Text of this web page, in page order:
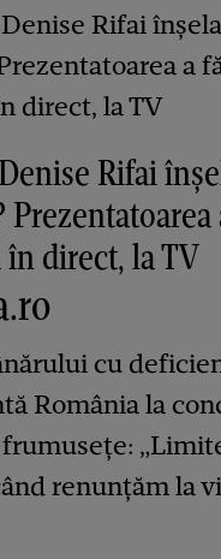
Rifai
direct, la TV